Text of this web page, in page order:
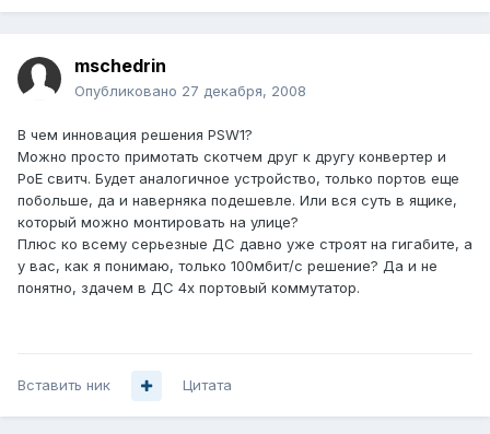
mschedrin
Опубликовано 27 декабря, 2008
В чем инновация решения PSW1?
Можно просто примотать скотчем друг к другу конвертер и
PoE свитч. Будет аналогичное устройство, только портов еще
побольше, да и наверняка подешевле. Или вся суть в ящике,
который можно монтировать на улице?
Плюс ко всему серьезные ДС давно уже строят на гигабите, а
у вас, как я понимаю, только 100мбит/с решение? Да и не
понятно, здачем в ДС 4х портовый коммутатор.
Вставить ник Цитата